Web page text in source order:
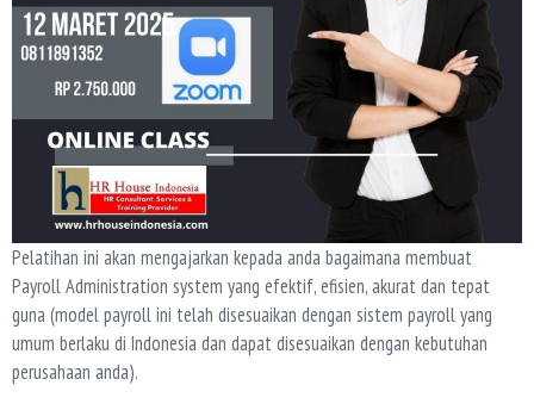
Pelatihan ini akan mengajarkan kepada anda bagaimana membuat
Payroll Administration system yang efektif, efisien, akurat dan tepat
guna (model payroll ini telah disesuaikan dengan sistem payroll yang
umum berlaku di Indonesia dan dapat disesuaikan dengan kebutuhan
perusahaan anda).